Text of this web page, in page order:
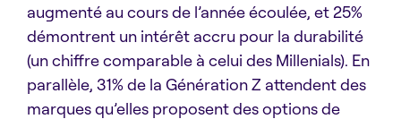
augmenté au cours de l’année écoulée, et 25%
démontrent un intérêt accru pour la durabilité
(un chiffre comparable à celui des Millenials). En
parallèle, 31% de la Génération Z attendent des
marques qu’elles proposent des options de